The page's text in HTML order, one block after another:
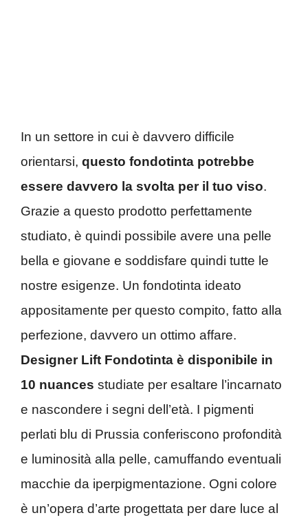
In un settore in cui è davvero difficile
orientarsi, questo fondotinta potrebbe
essere davvero la svolta per il tuo viso.
Grazie a questo prodotto perfettamente
studiato, è quindi possibile avere una pelle
bella e giovane e soddisfare quindi tutte le
nostre esigenze. Un fondotinta ideato
appositamente per questo compito, fatto alla
perfezione, davvero un ottimo affare.
Designer Lift Fondotinta è disponibile in
10 nuances studiate per esaltare l’incarnato
e nascondere i segni dell’età. I pigmenti
perlati blu di Prussia conferiscono profondità
e luminosità alla pelle, camuffando eventuali
macchie da iperpigmentazione. Ogni colore
è un’opera d’arte progettata per dare luce al